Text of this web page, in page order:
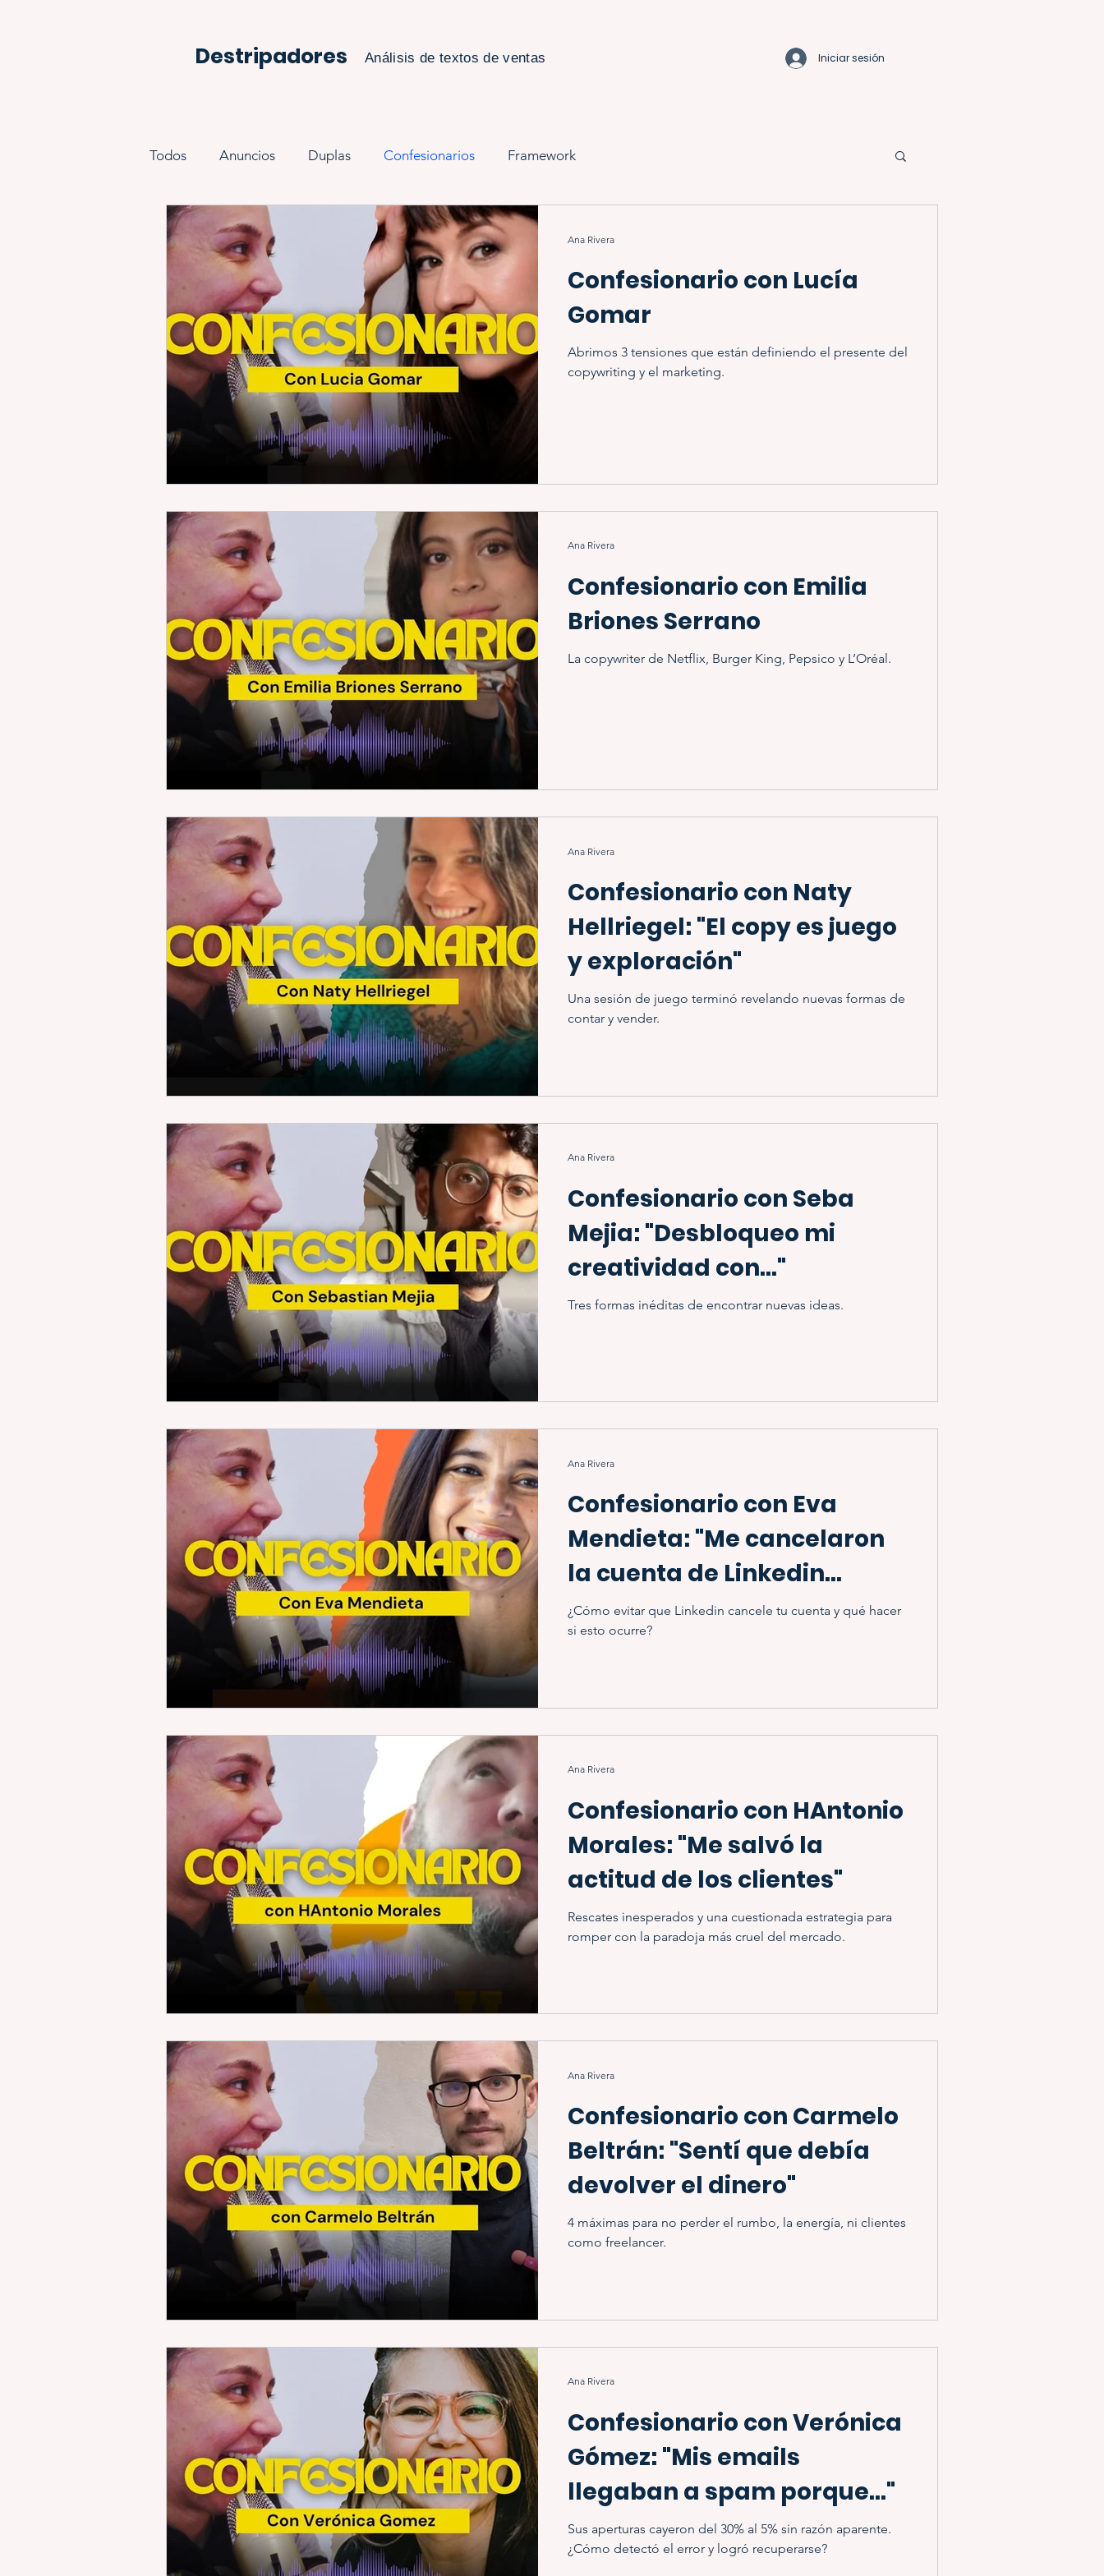
Destripadores Análisis de textos de ventas Iniciar sesión
Todos Anuncios Duplas Confesionarios Framework
Confesionario con Lucía
Gomar
Abrimos 3 tensiones que están definiendo el presente del
copywriting y el marketing.
Ana Rivera
Confesionario con Emilia
Briones Serrano
La copywriter de Netflix, Burger King, Pepsico y L’Oréal.
Ana Rivera
Confesionario con Naty
Hellriegel: "El copy es juego
y exploración"
Una sesión de juego terminó revelando nuevas formas de
contar y vender.
Ana Rivera
Confesionario con Seba
Mejia: "Desbloqueo mi
creatividad con..."
Tres formas inéditas de encontrar nuevas ideas.
Ana Rivera
Confesionario con Eva
Mendieta: "Me cancelaron
la cuenta de Linkedin
porque..."
¿Cómo evitar que Linkedin cancele tu cuenta y qué hacer
si esto ocurre?
Ana Rivera
Confesionario con HAntonio
Morales: "Me salvó la
actitud de los clientes"
Rescates inesperados y una cuestionada estrategia para
romper con la paradoja más cruel del mercado.
Ana Rivera
Confesionario con Carmelo
Beltrán: "Sentí que debía
devolver el dinero"
4 máximas para no perder el rumbo, la energía, ni clientes
como freelancer.
Ana Rivera
Confesionario con Verónica
Gómez: "Mis emails
llegaban a spam porque..."
Sus aperturas cayeron del 30% al 5% sin razón aparente.
¿Cómo detectó el error y logró recuperarse?
Ana Rivera